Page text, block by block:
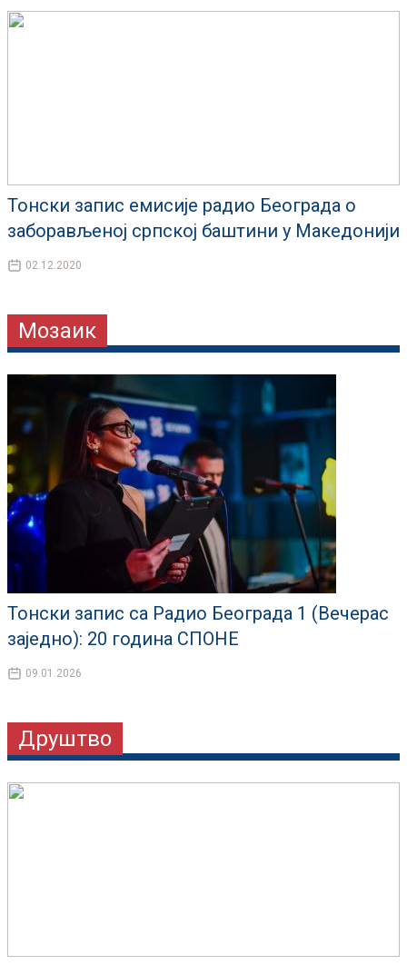
Тонски запис емисије радио Београда о
заборављеној српској баштини у Македонији
02.12.2020
Мозаик
Тонски запис са Радио Београда 1 (Вечерас
заједно): 20 година СПОНЕ
09.01.2026
Друштво